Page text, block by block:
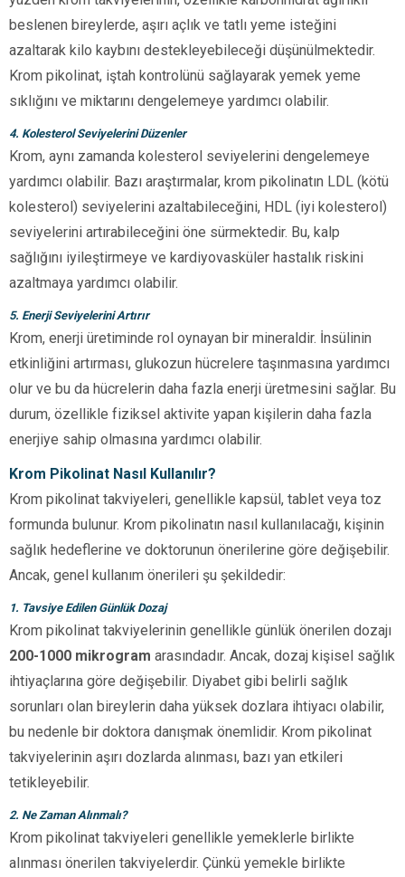
beslenen bireylerde, aşırı açlık ve tatlı yeme isteğini
azaltarak kilo kaybını destekleyebileceği düşünülmektedir.
Krom pikolinat, iştah kontrolünü sağlayarak yemek yeme
sıklığını ve miktarını dengelemeye yardımcı olabilir.
4. Kolesterol Seviyelerini Düzenler
Krom, aynı zamanda kolesterol seviyelerini dengelemeye
yardımcı olabilir. Bazı araştırmalar, krom pikolinatın LDL (kötü
kolesterol) seviyelerini azaltabileceğini, HDL (iyi kolesterol)
seviyelerini artırabileceğini öne sürmektedir. Bu, kalp
sağlığını iyileştirmeye ve kardiyovasküler hastalık riskini
azaltmaya yardımcı olabilir.
5. Enerji Seviyelerini Artırır
Krom, enerji üretiminde rol oynayan bir mineraldir. İnsülinin
etkinliğini artırması, glukozun hücrelere taşınmasına yardımcı
olur ve bu da hücrelerin daha fazla enerji üretmesini sağlar. Bu
durum, özellikle fiziksel aktivite yapan kişilerin daha fazla
enerjiye sahip olmasına yardımcı olabilir.
Krom Pikolinat Nasıl Kullanılır?
Krom pikolinat takviyeleri, genellikle kapsül, tablet veya toz
formunda bulunur. Krom pikolinatın nasıl kullanılacağı, kişinin
sağlık hedeflerine ve doktorunun önerilerine göre değişebilir.
Ancak, genel kullanım önerileri şu şekildedir:
1. Tavsiye Edilen Günlük Dozaj
Krom pikolinat takviyelerinin genellikle günlük önerilen dozajı
200-1000 mikrogram arasındadır. Ancak, dozaj kişisel sağlık
ihtiyaçlarına göre değişebilir. Diyabet gibi belirli sağlık
sorunları olan bireylerin daha yüksek dozlara ihtiyacı olabilir,
bu nedenle bir doktora danışmak önemlidir. Krom pikolinat
takviyelerinin aşırı dozlarda alınması, bazı yan etkileri
tetikleyebilir.
2. Ne Zaman Alınmalı?
Krom pikolinat takviyeleri genellikle yemeklerle birlikte
alınması önerilen takviyelerdir. Çünkü yemekle birlikte